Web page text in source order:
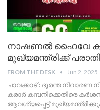
നാഷണൽ ഹൈവേ
മുഖ്യമന്ത്രിക്ക്
FROM THE DESK Jun 2, 2025
ചാവക്കാട് : ദുരന്ത
കരാർ കമ്പനിക്കെതിരെ
ആവശ്യപ്പെട്ട്